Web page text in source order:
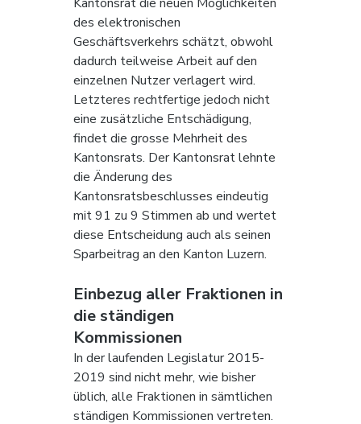
des elektronischen
Geschäftsverkehrs schätzt, obwohl
dadurch teilweise Arbeit auf den
einzelnen Nutzer verlagert wird.
Letzteres rechtfertige jedoch nicht
eine zusätzliche Entschädigung,
findet die grosse Mehrheit des
Kantonsrats. Der Kantonsrat lehnte
die Änderung des
Kantonsratsbeschlusses eindeutig
mit 91 zu 9 Stimmen ab und wertet
diese Entscheidung auch als seinen
Sparbeitrag an den Kanton Luzern.
Einbezug aller Fraktionen in
die ständigen
Kommissionen
In der laufenden Legislatur 2015-
2019 sind nicht mehr, wie bisher
üblich, alle Fraktionen in sämtlichen
ständigen Kommissionen vertreten.